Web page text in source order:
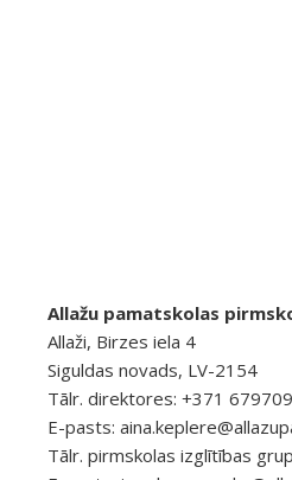
Allažu pamatskolas
Allaži, Birzes iela 4
Siguldas novads, LV-2154
Tālr. direktores: +371
E-pasts:
Tālr. pirmskolas izglītības